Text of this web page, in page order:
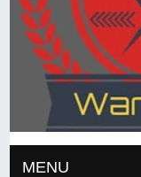
MENU